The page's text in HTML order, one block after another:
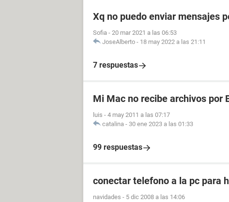
Xq no puedo enviar mensajes
Sofia - 20 mar 2021 a las 06:53
JoseAlberto - 18 may 2022 a las 21:11
7 respuestas
Mi Mac no recibe archivos por
luis - 4 may 2011 a las 07:17
catalina - 30 ene 2023 a las 01:33
99 respuestas
conectar telefono a la pc para
navidades - 5 dic 2008 a las 14:06